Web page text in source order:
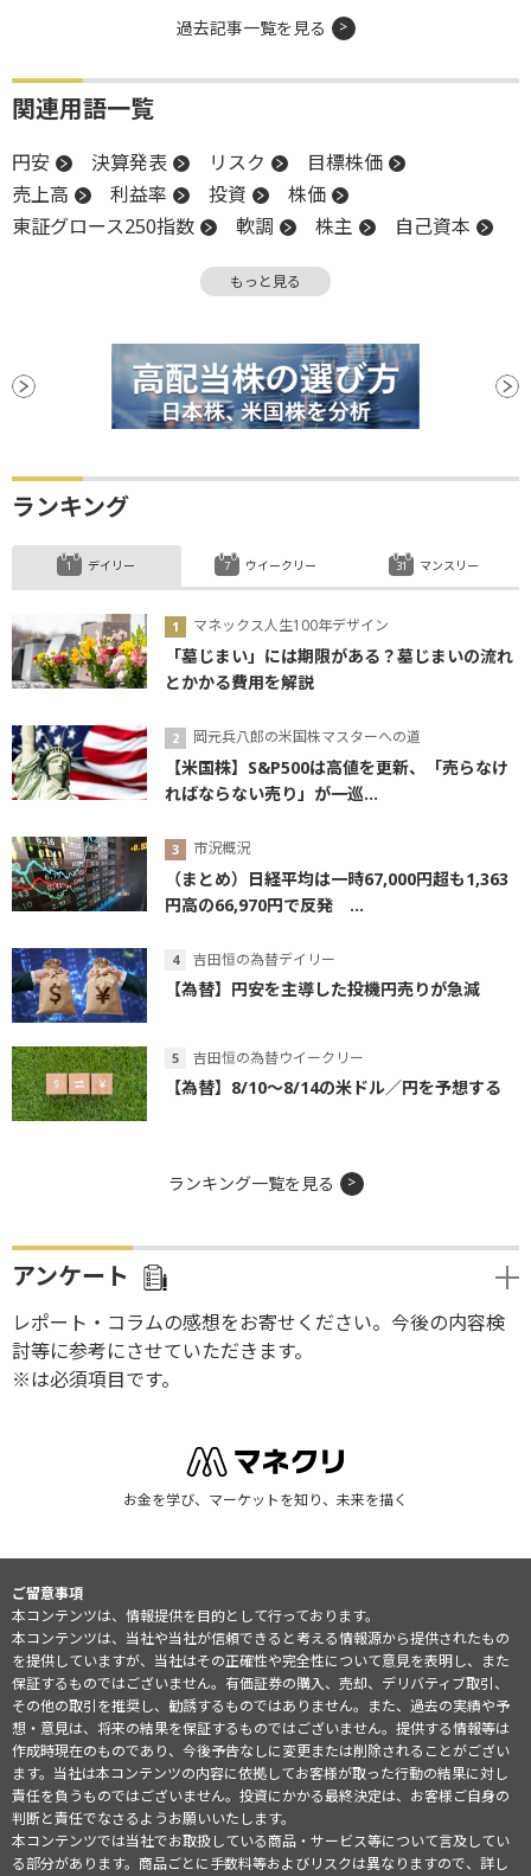
過去記事一覧を見る
関連用語一覧
円安 決算発表 リスク
目標株価
売上高
利益率 投資
株価
東証グロース250指数
軟調 株主
自己資本
S&Pケースシラー住宅価格指数
後場
新興市場
自己資本利益率
生成AI 続伸
続落
年初来安値 反落
安値
もっと見る
ランキング
デイリー
マネックス人生100年デザイン
「墓じまい」には期限がある？墓じまいの流れ
とかかる費用を解説
岡元兵八郎の米国株マスターへの道
【米国株】S&P500は高値を更新、「売らなけ
ればならない売り」が一巡...
市況概況
（まとめ）日経平均は一時67,000円超も1,363
円高の66,970円で反発 ...
吉田恒の為替デイリー
【為替】円安を主導した投機円売りが急減
吉田恒の為替ウイークリー
【為替】8/10～8/14の米ドル／円を予想する
ウイークリー マンスリー
ランキング一覧を見る
アンケート
レポート・コラムの感想をお寄せください。今後の内容検
討等に参考にさせていただきます。
※は必須項目です。
お金を学び、マーケットを知り、未来を描く
ご留意事項
本コンテンツは、情報提供を目的として行っております。
本コンテンツは、当社や当社が信頼できると考える情報源から提供されたもの
を提供していますが、当社はその正確性や完全性について意見を表明し、また
保証するものではございません。有価証券の購入、売却、デリバティブ取引、
その他の取引を推奨し、勧誘するものではありません。また、過去の実績や予
想・意見は、将来の結果を保証するものではございません。提供する情報等は
作成時現在のものであり、今後予告なしに変更または削除されることがござい
ます。当社は本コンテンツの内容に依拠してお客様が取った行動の結果に対し
責任を負うものではございません。投資にかかる最終決定は、お客様ご自身の
判断と責任でなさるようお願いいたします。
本コンテンツでは当社でお取扱している商品・サービス等について言及してい
る部分があります。商品ごとに手数料等およびリスクは異なりますので、詳し